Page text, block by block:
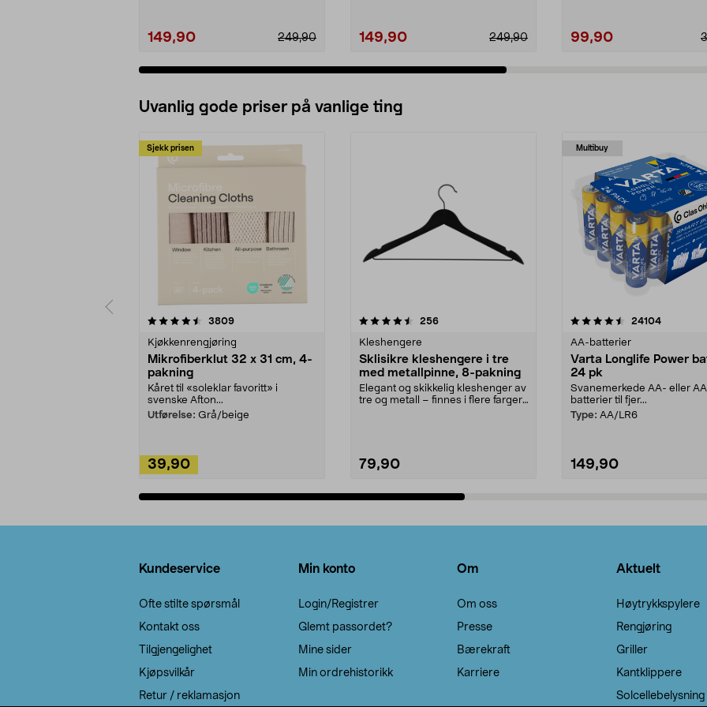
149,90 249,90 149,90 249,90 99,90
Uvanlig gode priser på vanlige ting
Sjekk prisen
3809anmeldelser
Kjøkkenrengjøring
Mikrofiberklut 32 x 31 cm, 4-
pakning
Kåret til «soleklar favoritt» i
svenske Afton...
Utførelse: Grå/beige
39,90
4.5av 5 stjerner 256anmeldelser
Kleshengere
Sklisikre kleshengere i tre
med metallpinne, 8-pakning
Elegant og skikkelig kleshenger av
tre og metall – finnes i flere farger.
79,90
Multibuy
4.5av 5 stjerner 24104
AA-batterier
Varta Longlife Power
24 pk
Svanemerkede AA- eller
batterier til fjer...
Type: AA/LR6
149,90
4.5av 5 stjerner
Kundeservice
Ofte stilte spørsmål
Kontakt oss
Tilgjengelighet
Kjøpsvilkår
Retur / reklamasjon
Min konto
Login/Registrer
Glemt passordet?
Mine sider
Min ordrehistorikk
Om
Om oss
Presse
Bærekraft
Karriere
Aktuelt
Høytrykkspylere
Rengjøring
Griller
Kantklippere
Solcellebelysning